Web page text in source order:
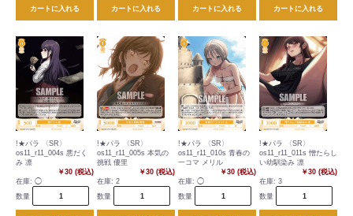
カートに入れる カートに入れる カートに入れる カートに入れる
!★パラ 〈SR〉
os11_r11_004s 悪だく
み 凛
￥30 (税込)
在庫: ◯
数量
!★パラ 〈SR〉
os11_r11_005s 本気の
挑戦 優里
￥30 (税込)
在庫: 2
数量
!★パラ 〈SR〉
os11_r11_010s 青春の
一コマ メリル
￥30 (税込)
在庫: ◯
数量
!★パラ 〈SR〉
os11_r11_011s 憎たらし
い幼馴染み 凛
￥30 (税込)
在庫: 3
数量